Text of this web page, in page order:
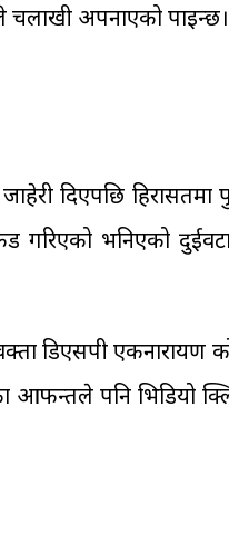
चलाखी अपनाएको
दिएपछि
गरिएको भनिएको
डिएसपी एकनारायण
आफन्तले पनि भिडियो